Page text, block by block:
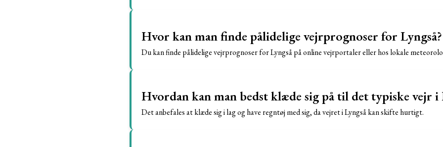
Hvor kan man finde pålidelige vejrprognoser for Lyngså?
Du kan finde pålidelige vejrprognoser for Lyngså på online vejrportaler eller hos lokale
Hvordan kan man bedst klæde sig på til det typiske vejr i
Det anbefales at klæde sig i lag og have regntøj med sig, da vejret i Lyngså kan skifte hurtigt.